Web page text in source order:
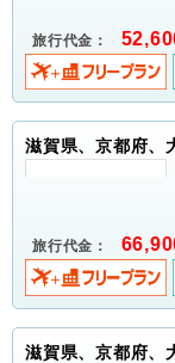
旅行代金：
滋賀県、京都府、
旅行代金：
滋賀県、京都府、